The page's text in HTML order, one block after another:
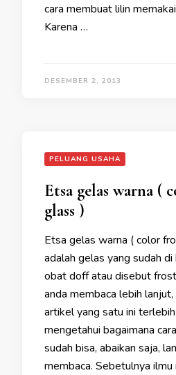
cara membuat lilin
Karena …
DESEMBER 2, 2013
PELUANG USAHA
Etsa gelas warna (
glass )
Etsa gelas warna ( color
adalah gelas yang sudah
obat doff atau disebut
anda membaca lebih
artikel yang satu ini
mengetahui bagaimana
sudah bisa, abaikan saja,
membaca. Sebetulnya ilmu